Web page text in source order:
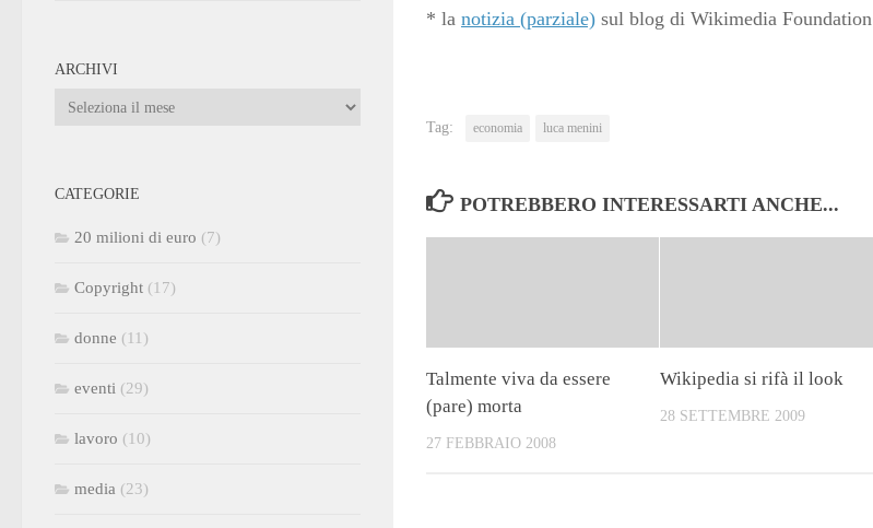
* la notizia (parziale) sul blog di Wikimedia Foundation
Tag: economia luca menini
POTREBBERO INTERESSARTI ANCHE...
Talmente viva da essere
(pare) morta
27 FEBBRAIO 2008
Wikipedia si rifà il look
28 SETTEMBRE 2009
ARCHIVI
Archivi
CATEGORIE
20 milioni di euro (7)
Copyright (17)
donne (11)
eventi (29)
lavoro (10)
media (23)